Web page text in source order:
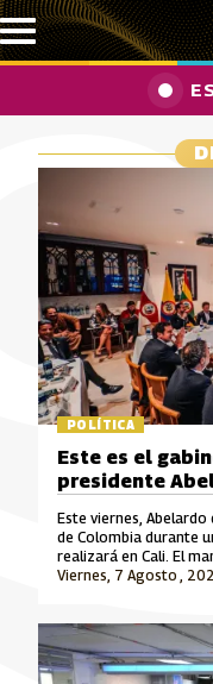
Pasar al contenido
POLÍTICA
Este viernes,
de Colombia durante
realizará en Cali. El
ministros que
Viernes, 7 Agosto ,
Este es el
presidente